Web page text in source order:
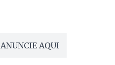
ANUNCIE AQUI